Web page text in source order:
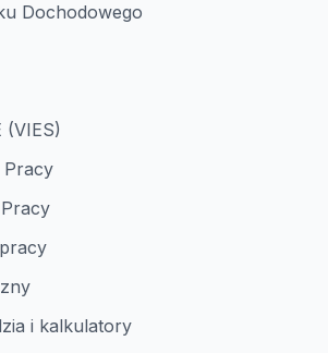
Dochodowego
(VIES)
Pracy
i kalkulatory